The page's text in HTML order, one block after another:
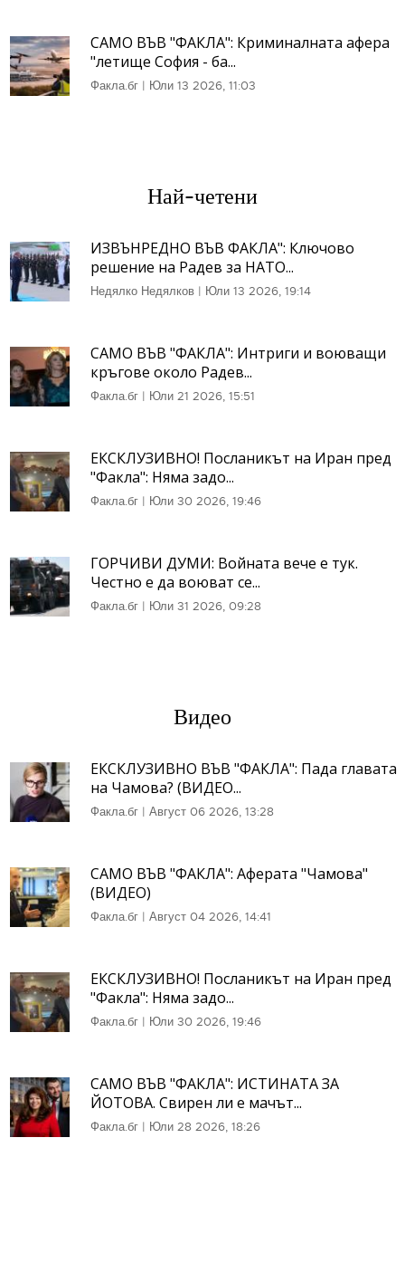
САМО ВЪВ "ФАКЛА": Криминалната афера
"летище София - ба...
Факла.бг | Юли 13 2026, 11:03
Най-четени
ИЗВЪНРЕДНО ВЪВ ФАКЛА": Ключово
решение на Радев за НАТО...
Недялко Недялков | Юли 13 2026, 19:14
САМО ВЪВ "ФАКЛА": Интриги и воюващи
кръгове около Радев...
Факла.бг | Юли 21 2026, 15:51
ЕКСКЛУЗИВНО! Посланикът на Иран пред
"Факла": Няма задо...
Факла.бг | Юли 30 2026, 19:46
ГОРЧИВИ ДУМИ: Войната вече е тук.
Честно е да воюват се...
Факла.бг | Юли 31 2026, 09:28
Видео
ЕКСКЛУЗИВНО ВЪВ "ФАКЛА": Пада главата
на Чамова? (ВИДЕО...
Факла.бг | Август 06 2026, 13:28
САМО ВЪВ "ФАКЛА": Аферата "Чамова"
(ВИДЕО)
Факла.бг | Август 04 2026, 14:41
ЕКСКЛУЗИВНО! Посланикът на Иран пред
"Факла": Няма задо...
Факла.бг | Юли 30 2026, 19:46
САМО ВЪВ "ФАКЛА": ИСТИНАТА ЗА
ЙОТОВА. Свирен ли е мачът...
Факла.бг | Юли 28 2026, 18:26